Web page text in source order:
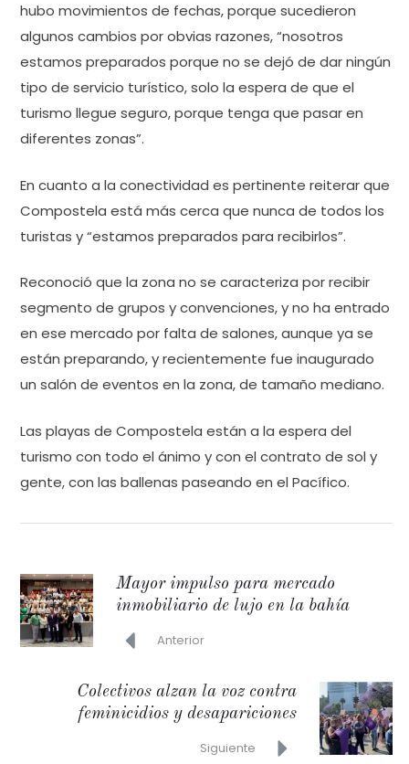
hubo movimientos de fechas, porque sucedieron
algunos cambios por obvias razones, “nosotros
estamos preparados porque no se dejó de dar ningún
tipo de servicio turístico, solo la espera de que el
turismo llegue seguro, porque tenga que pasar en
diferentes zonas”.
En cuanto a la conectividad es pertinente reiterar que
Compostela está más cerca que nunca de todos los
turistas y “estamos preparados para recibirlos”.
Reconoció que la zona no se caracteriza por recibir
segmento de grupos y convenciones, y no ha entrado
en ese mercado por falta de salones, aunque ya se
están preparando, y recientemente fue inaugurado
un salón de eventos en la zona, de tamaño mediano.
Las playas de Compostela están a la espera del
turismo con todo el ánimo y con el contrato de sol y
gente, con las ballenas paseando en el Pacífico.
Mayor impulso para mercado
inmobiliario de lujo en la bahía
Anterior
Colectivos alzan la voz contra
feminicidios y desapariciones
Siguiente